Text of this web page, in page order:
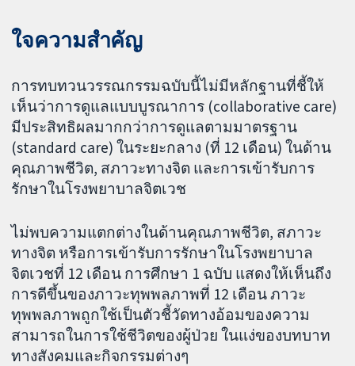
ใจความสำคัญ
การทบทวนวรรณกรรมฉบับนี้ไม่มีหลักฐานที่ชี้ให้
เห็นว่าการดูแลแบบบูรณาการ (collaborative care)
มีประสิทธิผลมากกว่าการดูแลตามมาตรฐาน
(standard care) ในระยะกลาง (ที่ 12 เดือน) ในด้าน
คุณภาพชีวิต, สภาวะทางจิต และการเข้ารับการ
รักษาในโรงพยาบาลจิตเวช
ไม่พบความแตกต่างในด้านคุณภาพชีวิต, สภาวะ
ทางจิต หรือการเข้ารับการรักษาในโรงพยาบาล
จิตเวชที่ 12 เดือน การศึกษา 1 ฉบับ แสดงให้เห็นถึง
การดีขึ้นของภาวะทุพพลภาพที่ 12 เดือน ภาวะ
ทุพพลภาพถูกใช้เป็นตัวชี้วัดทางอ้อมของความ
สามารถในการใช้ชีวิตของผู้ป่วย ในแง่ของบทบาท
ทางสังคมและกิจกรรมต่างๆ